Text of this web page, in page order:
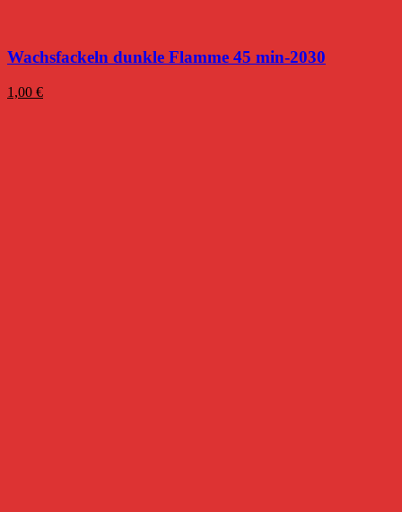
Wachsfackeln dunkle Flamme 45 min-2030
1,00 €